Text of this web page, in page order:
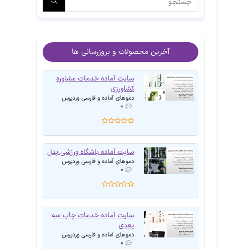
آخرین محصولات و بروزرسانی ها
سایت آماده خدمات مشاوره
کشاورزی
دموهای آماده و فارسی وردپرس
۰
سایت آماده باشگاه ورزشی پدل
دموهای آماده و فارسی وردپرس
۰
سایت آماده خدمات چاپ سه
بعدی
دموهای آماده و فارسی وردپرس
۰